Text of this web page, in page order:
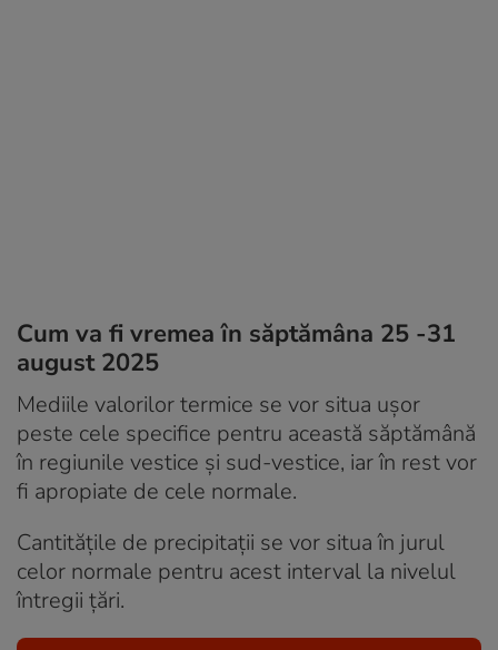
Cum va fi vremea în săptămâna 25 -31
august 2025
Mediile valorilor termice se vor situa ușor
peste cele specifice pentru această săptămână
în regiunile vestice și sud-vestice, iar în rest vor
fi apropiate de cele normale.
Cantitățile de precipitații se vor situa în jurul
celor normale pentru acest interval la nivelul
întregii țări.